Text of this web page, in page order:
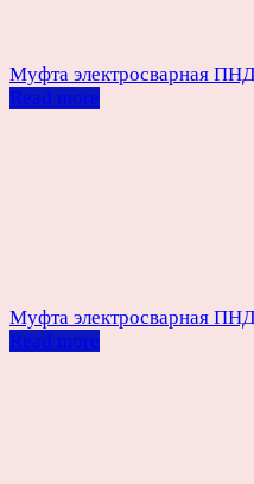
Муфта электросварная
Read more
Муфта электросварная
Read more